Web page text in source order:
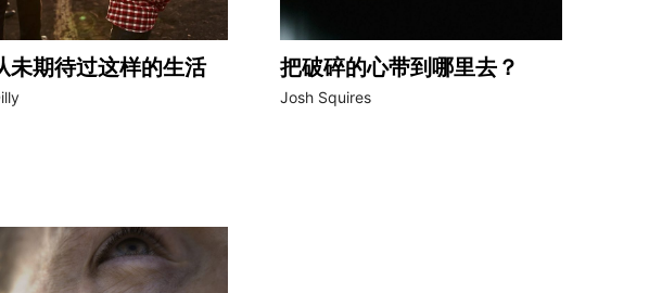
未期待过这样的生活 把破碎的心带到哪里去？
Josh Squires